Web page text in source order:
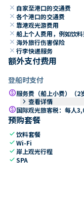
close 自家至港口的交通费
close 各个港口的交通费
close 靠港观光游费用
close 船上个人费用，例如饮
close 海外旅行伤害保险
close 行李快递服务
额外支付费用
登船时支付
paid服务费（船上小费）（2
keyboard_arrow_right 查看详情
paid国际观光旅客税：每人
预购套餐
check饮料套餐
checkWi-Fi
check 岸上观光行程
checkSPA